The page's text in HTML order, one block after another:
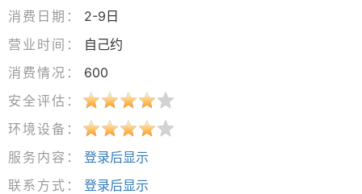
消费日期：
2-9日
营业时间：
自己约
消费情况：
600
安全评估：
环境设备：
服务内容：
登录后显示
联系方式：
登录后显示